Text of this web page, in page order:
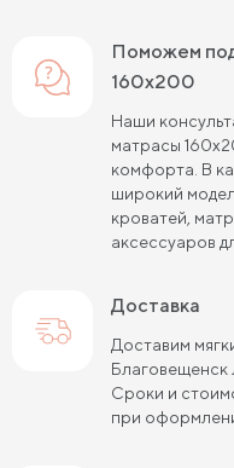
Пружинные матрасы 180
Пружинные матрасы
Пружинные матрасы
Пружинные матрасы
Матрасы средней
Пружинные матрасы
Пружинные матрасы
Поможем подобрать мягкие матрасы
160х200
Наши
матрасы
комфорта. В
широкий
кроватей,
аксессуаров
Доставка
Доставим
Сроки и
при